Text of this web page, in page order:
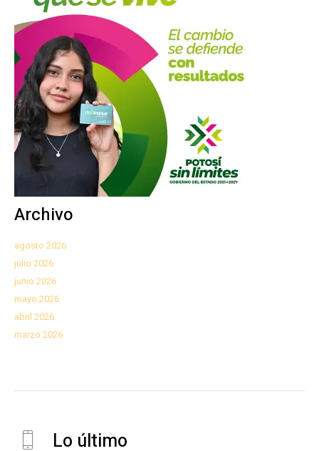
Archivo
agosto 2026
julio 2026
junio 2026
mayo 2026
abril 2026
marzo 2026
Lo último